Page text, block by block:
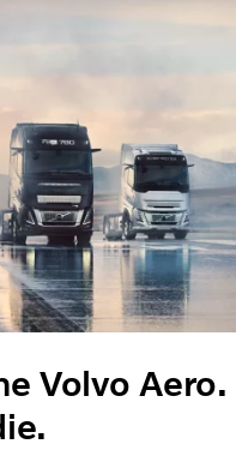
Volvo Aero.